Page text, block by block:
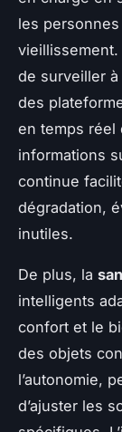
les
vieillissement.
de surveiller à
des
en temps réel
informations
continue
dégradation,
inutiles.
De plus, la
intelligents
confort et le
des objets
l’autonomie,
d’ajuster les